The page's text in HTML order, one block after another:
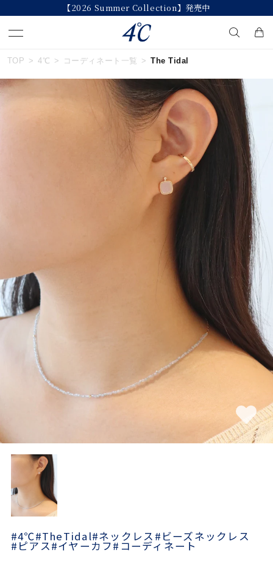
【2026 Summer Collection】発売中
キーワードで検索する
#ハーフエタニティリング
４℃
すべてのジュエリー
素材
カラー
石の色
ファッションテイス
ト
着用シーン
TOP 4℃ コーディネート一覧 The Tidal
#4℃#TheTidal#ネックレス #ビーズネックレス
#ピアス#イヤーカフ#コーディネート